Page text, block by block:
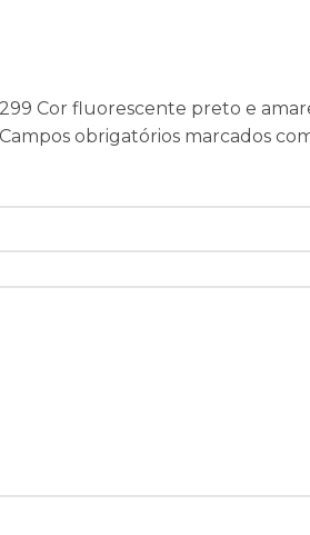
Cor fluorescente preto e
Campos obrigatórios marcados